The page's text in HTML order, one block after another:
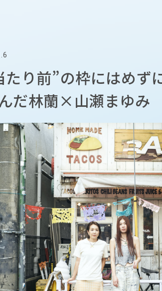
たり前”の枠にはめず
だ林蘭×山瀬まゆみ